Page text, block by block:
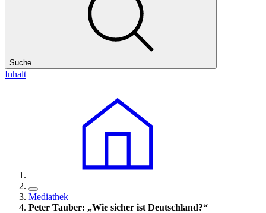
Suche
Inhalt
Mediathek
Peter Tauber: „Wie sicher ist Deutschland?“